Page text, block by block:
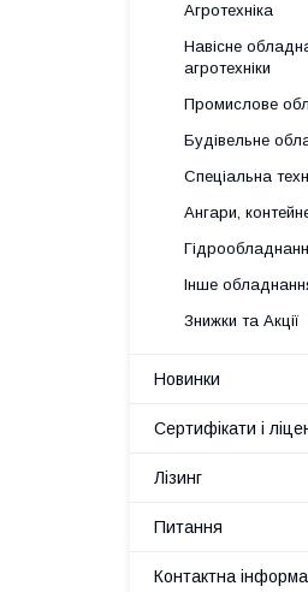
Агротехніка
Навісне
агротехніки
Промислове
Будівельне
Спеціальна
Ангари,
Інше
Знижки та Акції
Новинки
Сертифікати і
Лізинг
Питання
Контактна